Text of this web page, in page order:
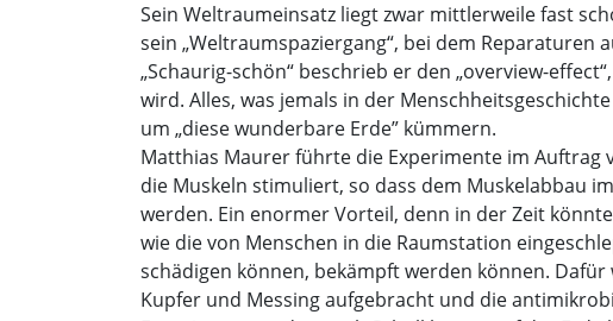
Sein Weltraumeinsatz liegt zwar mittlerweile fast
sein „Weltraumspaziergang“, bei dem
„Schaurig-schön“ beschrieb er den „overview-
wird. Alles, was jemals in der
um „diese wunderbare Erde” kümmern.
Matthias Maurer führte die Experimente im Auftrag
die Muskeln stimuliert, so dass dem Muskelabbau
werden. Ein enormer Vorteil, denn in der Zeit
wie die von Menschen in die Raumstation
schädigen können, bekämpft werden können.
Kupfer und Messing aufgebracht und die